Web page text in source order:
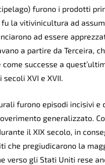
furono i prodotti
la vitivinicultura ad
ad essere
a partire da Terceira,
successe a
XVI e XVII.
furono episodi incisivi e
generalizzato.
il XIX secolo, in
che pregiudicarono la
verso gli Stati Uniti rese